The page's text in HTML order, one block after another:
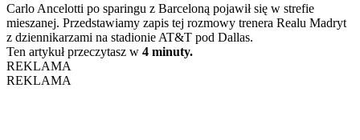
Carlo Ancelotti po sparingu z Barceloną pojawił się w strefie
mieszanej. Przedstawiamy zapis tej rozmowy trenera Realu Madryt
z dziennikarzami na stadionie AT&T pod Dallas.
Ten artykuł przeczytasz w 4 minuty.
REKLAMA
REKLAMA